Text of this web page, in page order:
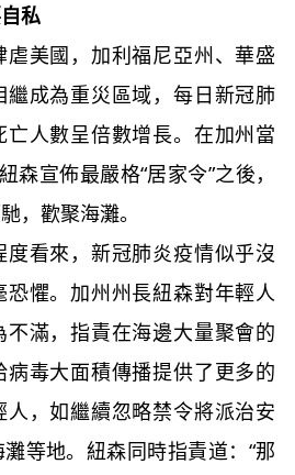
私
美國，加利福尼亞州、華盛
繼成為重災區域，每日新冠肺
人數呈倍數增長。在加州當
森宣佈最嚴格“居家令”之後，
，歡聚海灘。
看來，新冠肺炎疫情似乎沒
懼。加州州長紐森對年輕人
滿，指責在海邊大量聚會的
毒大面積傳播提供了更多的
，如繼續忽略禁令將派治安
等地。紐森同時指責道：“那